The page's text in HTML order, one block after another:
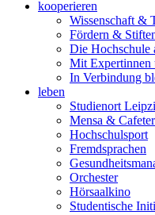
kooperieren
Wissenschaft &
Fördern &
Die Hochschule
Mit Expertinnen
In Verbindung
leben
Studienort
Mensa &
Hochschulsport
Fremdsprachen
Orchester
Hörsaalkino
Studentische